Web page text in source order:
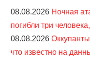
08.08.2026 Ночная
погибли три
08.08.2026
что известно на